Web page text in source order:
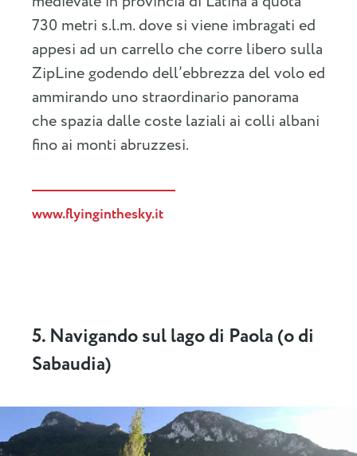
730 metri s.l.m. dove si viene imbragati ed
appesi ad un carrello che corre libero sulla
ZipLine godendo dell’ebbrezza del volo ed
ammirando uno straordinario panorama
che spazia dalle coste laziali ai colli albani
fino ai monti abruzzesi.
www.flyinginthesky.it
5. Navigando sul lago di Paola (o di
Sabaudia)